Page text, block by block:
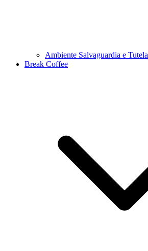
Ambiente Salvaguardia e Tutela
Break Coffee